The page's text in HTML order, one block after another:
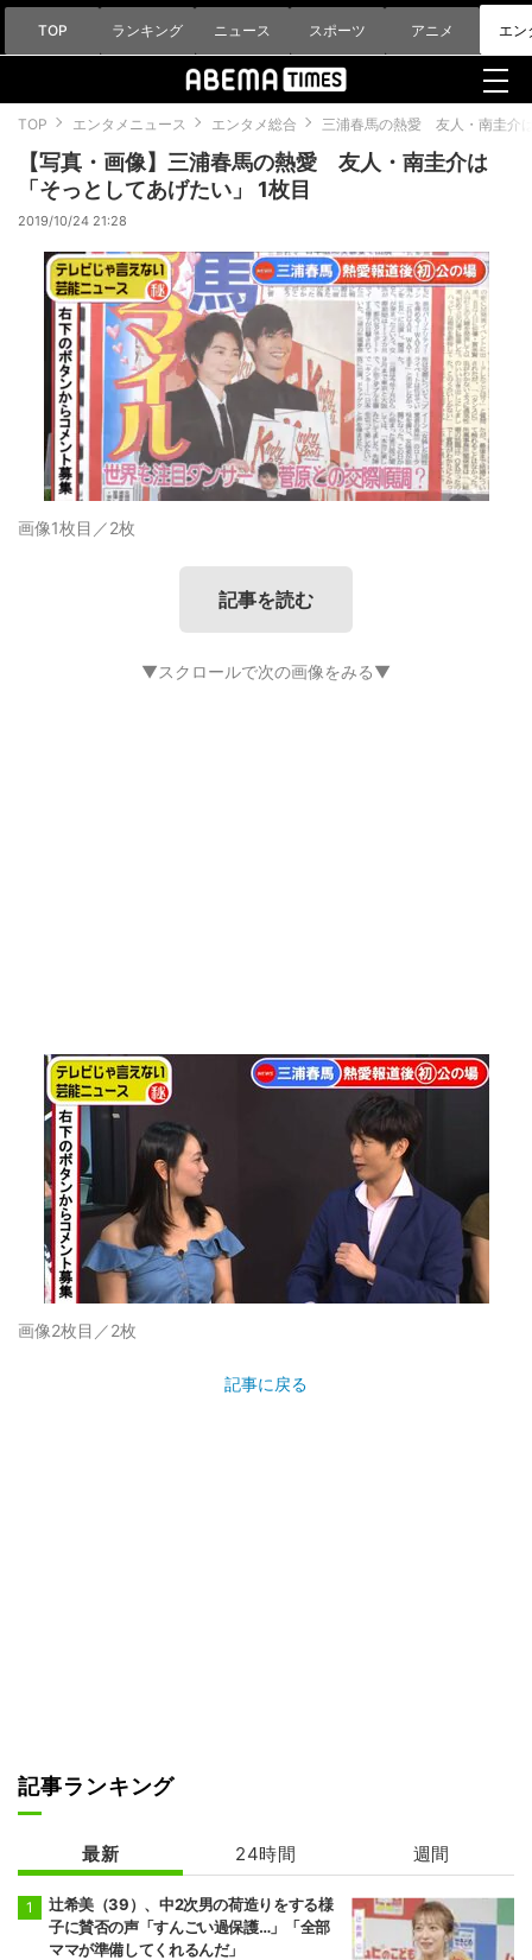
TOP ランキング ニュース スポーツ アニメ エン
TOP エンタメニュース エンタメ総合 三浦春馬の熱愛 友人・南圭介
【写真・画像】三浦春馬の熱愛 友人・南圭介は
「そっとしてあげたい」 1枚目
2019/10/24 21:28
画像1枚目／2枚
記事を読む
▼スクロールで次の画像をみる▼
画像2枚目／2枚
記事に戻る
記事ランキング
最新 24時間 週間
辻希美（39）、中2次男の荷造りをする様
子に賛否の声「すんごい過保護…」「全部
ママが準備してくれるんだ」